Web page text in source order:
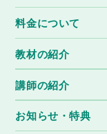
料金について
教材の紹介
講師の紹介
お知らせ・特典